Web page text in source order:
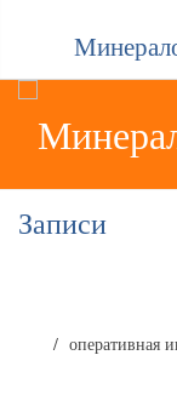
Записи
оперативная